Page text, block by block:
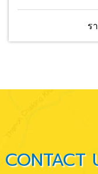
ร
CONTACT